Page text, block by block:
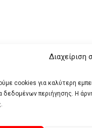
Διαχείριση
cookies για καλύτερη
δεδομένων περιήγησης. Η